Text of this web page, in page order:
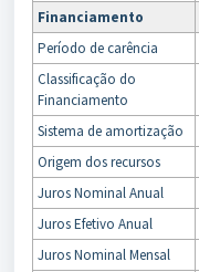
Financiamento
Período de carência
Classificação do
Financiamento
Sistema de amortização
Origem dos recursos
Juros Nominal Anual
Juros Efetivo Anual
Juros Nominal Mensal